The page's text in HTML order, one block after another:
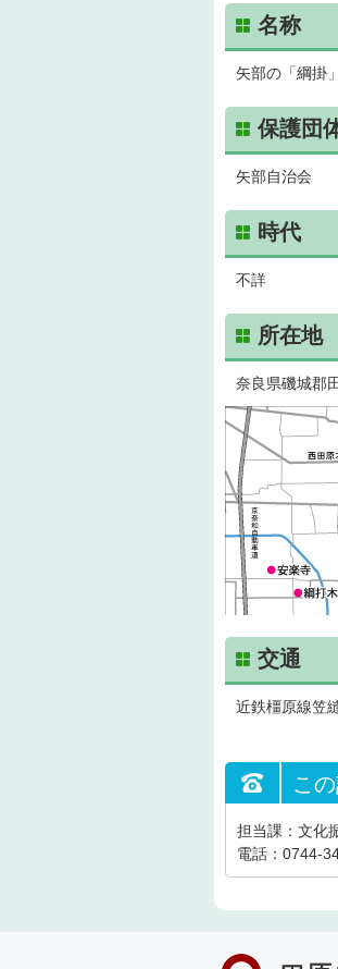
名称
矢部の「綱掛」
保護団
矢部自治会
時代
不詳
所在地
奈良県磯城郡
交通
近鉄橿原線笠
こ
担当課：文化
電話：0744-